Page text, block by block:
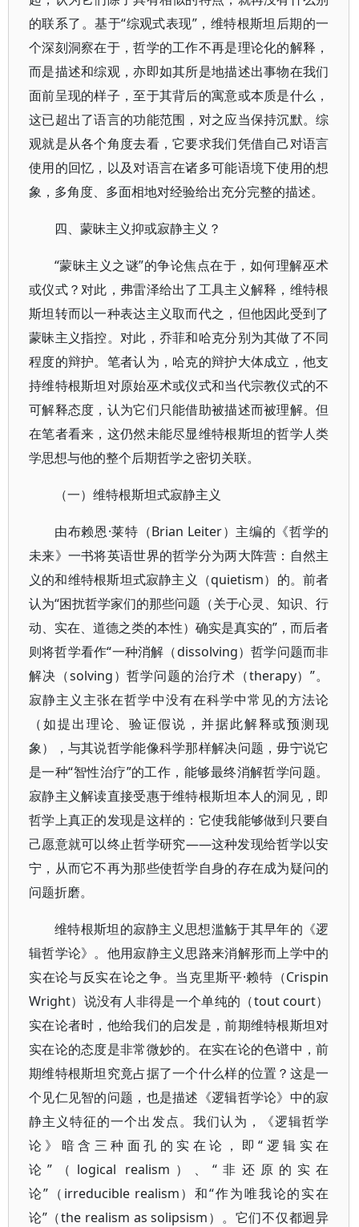
的联系了。基于“综观式表现”，维特根斯坦后期的一
个深刻洞察在于，哲学的工作不再是理论化的解释，
而是描述和综观，亦即如其所是地描述出事物在我们
面前呈现的样子，至于其背后的寓意或本质是什么，
这已超出了语言的功能范围，对之应当保持沉默。综
观就是从各个角度去看，它要求我们凭借自己对语言
使用的回忆，以及对语言在诸多可能语境下使用的想
象，多角度、多面相地对经验给出充分完整的描述。
四、蒙昧主义抑或寂静主义？
“蒙昧主义之谜”的争论焦点在于，如何理解巫术
或仪式？对此，弗雷泽给出了工具主义解释，维特根
斯坦转而以一种表达主义取而代之，但他因此受到了
蒙昧主义指控。对此，乔菲和哈克分别为其做了不同
程度的辩护。笔者认为，哈克的辩护大体成立，他支
持维特根斯坦对原始巫术或仪式和当代宗教仪式的不
可解释态度，认为它们只能借助被描述而被理解。但
在笔者看来，这仍然未能尽显维特根斯坦的哲学人类
学思想与他的整个后期哲学之密切关联。
（一）维特根斯坦式寂静主义
由布赖恩·莱特（Brian Leiter）主编的《哲学的
未来》一书将英语世界的哲学分为两大阵营：自然主
义的和维特根斯坦式寂静主义（quietism）的。前者
认为“困扰哲学家们的那些问题（关于心灵、知识、行
动、实在、道德之类的本性）确实是真实的”，而后者
则将哲学看作“一种消解（dissolving）哲学问题而非
解决（solving）哲学问题的治疗术（therapy）”。
寂静主义主张在哲学中没有在科学中常见的方法论
（如提出理论、验证假说，并据此解释或预测现
象），与其说哲学能像科学那样解决问题，毋宁说它
是一种“智性治疗”的工作，能够最终消解哲学问题。
寂静主义解读直接受惠于维特根斯坦本人的洞见，即
哲学上真正的发现是这样的：它使我能够做到只要自
己愿意就可以终止哲学研究——这种发现给哲学以安
宁，从而它不再为那些使哲学自身的存在成为疑问的
问题折磨。
维特根斯坦的寂静主义思想滥觞于其早年的《逻
辑哲学论》。他用寂静主义思路来消解形而上学中的
实在论与反实在论之争。当克里斯平·赖特（Crispin
Wright）说没有人非得是一个单纯的（tout court）
实在论者时，他给我们的启发是，前期维特根斯坦对
实在论的态度是非常微妙的。在实在论的色谱中，前
期维特根斯坦究竟占据了一个什么样的位置？这是一
个见仁见智的问题，也是描述《逻辑哲学论》中的寂
静主义特征的一个出发点。我们认为，《逻辑哲学
论》暗含三种面孔的实在论，即“逻辑实在
论”（logical realism）、“非还原的实在
论”（irreducible realism）和“作为唯我论的实在
论”（the realism as solipsism）。它们不仅都迥异